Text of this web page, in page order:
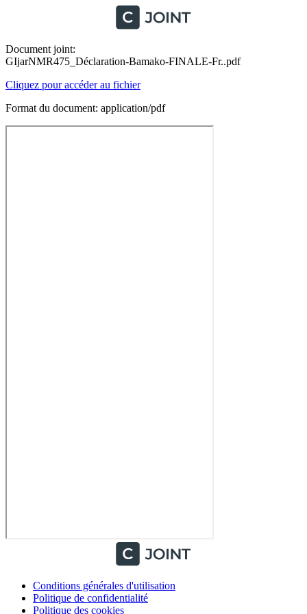
Document joint:
GIjarNMR475_Déclaration-Bamako-FINALE-Fr..pdf
Cliquez pour accéder au fichier
Format du document: application/pdf
Conditions générales d'utilisation
Politique de confidentialité
Politique des cookies